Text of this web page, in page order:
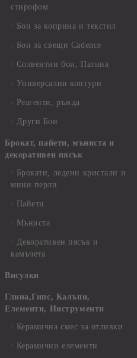
стирофом
Бои за коприна и текстил
Бои за свещи Cadence
Солвентни бои, Патина
Универсални контури
Реагенти, ръжда
Други Бои
Брокат, пайети, мъниста и
декоративен пясък
Брокати, ледени кристали и
мини перли
Пайети
Мъниста
Декоративен пясък и
камъчета
Висулки
Глина,Гипс, Калъпи,
Елементи, Инструменти
Керамична смес за отливки
Керамични елементи